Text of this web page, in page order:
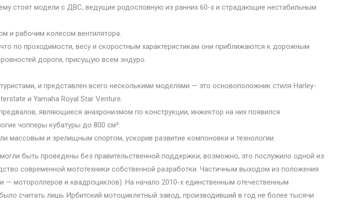
стоят модели с ДВС, ведущие родословную из ранних 60-х и страдающие нестабильным
и рабочим колесом вентилятора.
по проходимости, весу и скоростным характеристикам они приближаются к дорожным
дороги, присущую всем эндуро.
и представлен всего несколькими моделями — это основоположник стиля Harley-
и Yamaha Royal Star Venture.
являющиеся анахронизмом по конструкции, инжектор на них появился
чопперы кубатуры до 800 см³.
массовым и зрелищным спортом, ускорив развитие компоновки и технологии.
быть проведены без правительственной поддержки; возможно, это послужило одной из
современной мототехники собственной разработки. Частичным выходом из положения
— мотороллеров и квадроциклов). На начало 2010-х единственным отечественным
считать лишь Ирбитский мотоциклетный завод, производивший в год не более тысячи